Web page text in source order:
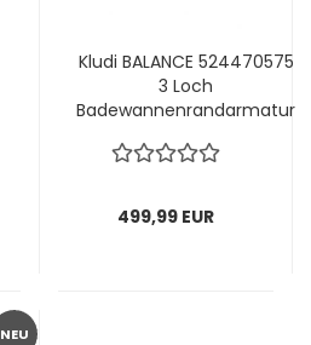
Kludi BALANCE 524470575
3 Loch
Badewannenrandarmatur
Chrom
499,99 EUR
NEU